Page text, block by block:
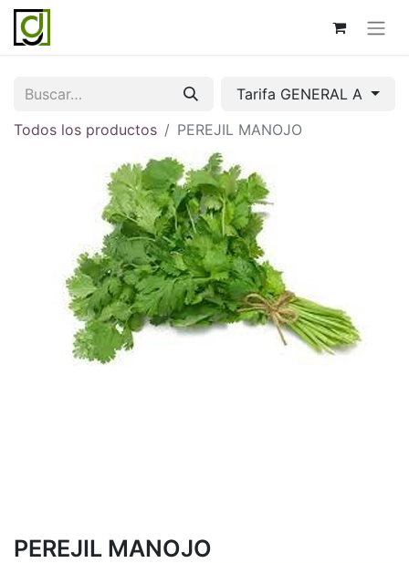
Tarifa GENERAL A
Todos los productos
PEREJIL MANOJO
PEREJIL MANOJO